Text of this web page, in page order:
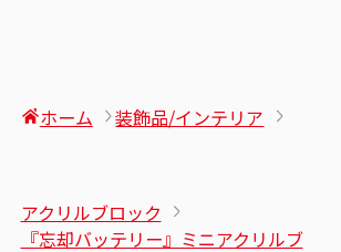
ホーム 装飾品/インテリア
アクリルブロック
『忘却バッテリー』ミニアクリルブ